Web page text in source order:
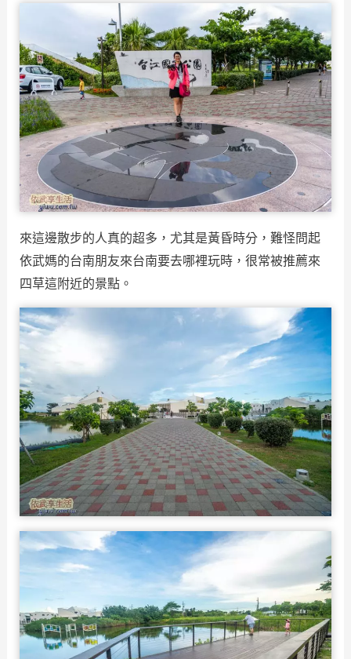
來這邊散步的人真的超多，尤其是黃昏時分，難怪問起
依武媽的台南朋友來台南要去哪裡玩時，很常被推薦來
四草這附近的景點。